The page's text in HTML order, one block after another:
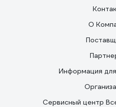
О
Информация
Сервисный центр